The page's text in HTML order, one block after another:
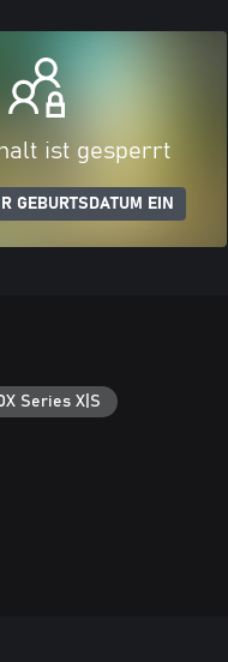
ist gesperrt
GEBURTSDATUM EIN
Series X|S